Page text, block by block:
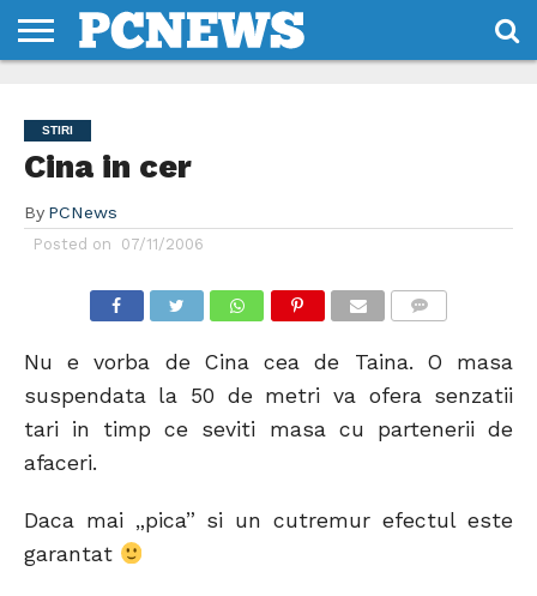
NOI
SI
CONDITII
STIRI
Cina in cer
By PCNews
Posted on 07/11/2006
Nu e vorba de Cina cea de Taina. O masa
suspendata la 50 de metri va ofera senzatii
tari in timp ce seviti masa cu partenerii de
afaceri.
Daca mai „pica” si un cutremur efectul este
garantat